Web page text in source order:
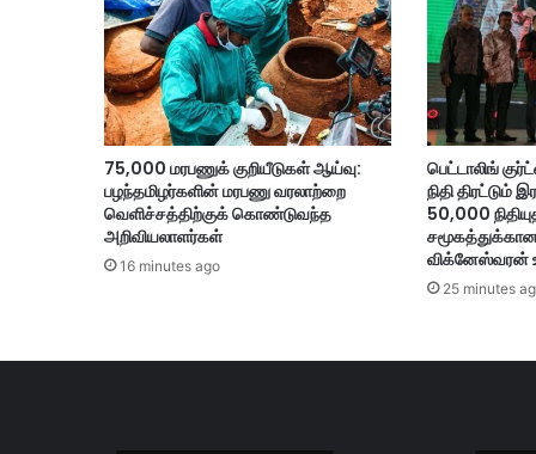
ல
ச்
ச
ந்
தி
ர
சே
க
ர்
வ
ழ
75,000 மரபணுக் குறியீடுகள் ஆய்வு:
பழந்தமிழர்களின் மரபணு வரலாற்றை
வெளிச்சத்திற்குக் கொண்டுவந்த
அறிவியலாளர்கள்
16 minutes ago
பெட்டாலிங்
நிதி திரட்டும்
50,000
விக்னேஸ்வரன்
25 minutes